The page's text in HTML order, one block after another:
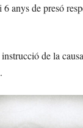
anys de presó
de la